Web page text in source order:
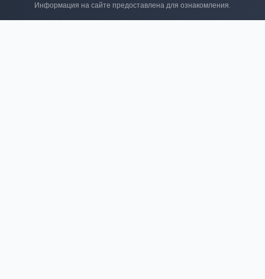
Информация на сайте предоставлена для ознакомления.